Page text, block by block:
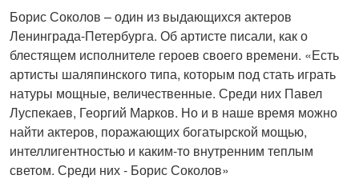
Борис Соколов – один из выдающихся актеров
Ленинграда-Петербурга. Об артисте писали, как о
блестящем исполнителе героев своего времени. «Есть
артисты шаляпинского типа, которым под стать играть
натуры мощные, величественные. Среди них Павел
Луспекаев, Георгий Марков. Но и в наше время можно
найти актеров, поражающих богатырской мощью,
интеллигентностью и каким-то внутренним теплым
светом. Среди них - Борис Соколов»